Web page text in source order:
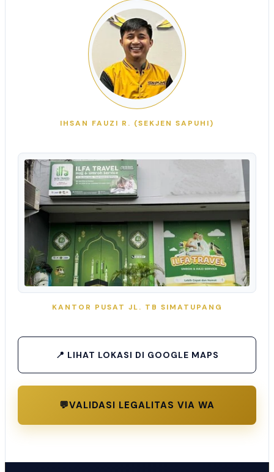
IHSAN FAUZI R. (SEKJEN SAPUHI)
KANTOR PUSAT JL. TB SIMATUPANG
📍 LIHAT LOKASI DI GOOGLE MAPS
💬VALIDASI LEGALITAS VIA WA